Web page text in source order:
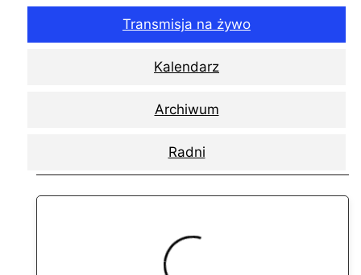
Transmisja na żywo
Kalendarz
Archiwum
Radni